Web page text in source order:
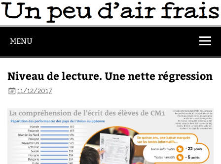
MENU
Niveau de lecture. Une nette régression
11/12/2017